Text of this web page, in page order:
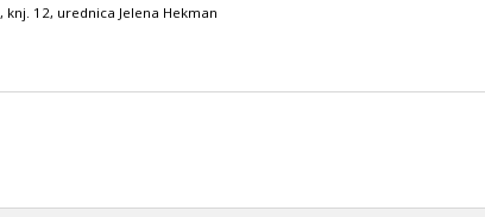
, knj. 12, urednica Jelena Hekman